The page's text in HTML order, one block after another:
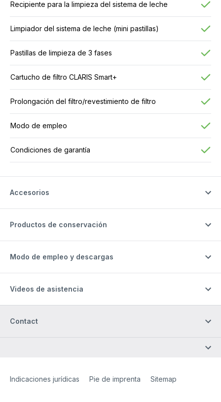
Recipiente para la limpieza del sistema de leche
Limpiador del sistema de leche (mini pastillas)
Pastillas de limpieza de 3 fases
Cartucho de filtro CLARIS Smart+
Prolongación del filtro/revestimiento de filtro
Modo de empleo
Condiciones de garantía
Accesorios
Productos de conservación
Modo de empleo y descargas
Videos de asistencia
Contact
Site Web
[Website information]
Indicaciones jurídicas Pie de imprenta Sitemap